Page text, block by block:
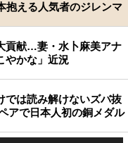
える人気者のジレンマ
貢献…妻・水卜麻美アナ
やかな」近況
は読み解けないズバ抜
アで日本人初の銅メダル